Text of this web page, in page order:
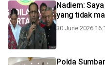
Nadiem:
yang tidak
30 June 2026
Polda